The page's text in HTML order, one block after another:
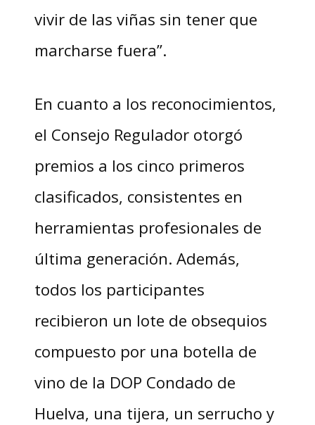
vivir de las viñas sin tener que
marcharse fuera”.
En cuanto a los reconocimientos,
el Consejo Regulador otorgó
premios a los cinco primeros
clasificados, consistentes en
herramientas profesionales de
última generación. Además,
todos los participantes
recibieron un lote de obsequios
compuesto por una botella de
vino de la DOP Condado de
Huelva, una tijera, un serrucho y